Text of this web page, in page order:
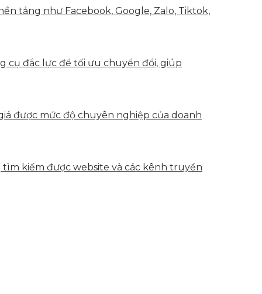
tảng như Facebook, Google, Zalo, Tiktok,
cụ đắc lực để tối ưu chuyển đổi, giúp
được mức độ chuyên nghiệp của doanh
kiếm được website và các kênh truyền